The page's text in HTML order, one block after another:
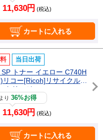
11,630円 (税込)
カートに入れる
当日出荷
SP トナー イエロー C740H
リコー[Ricoh]リサイクルト
トリッジ
り36%お得
11,630円 (税込)
カートに入れる